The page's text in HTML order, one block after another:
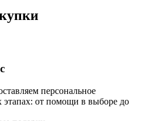
персональное
этапах: от помощи в выборе до